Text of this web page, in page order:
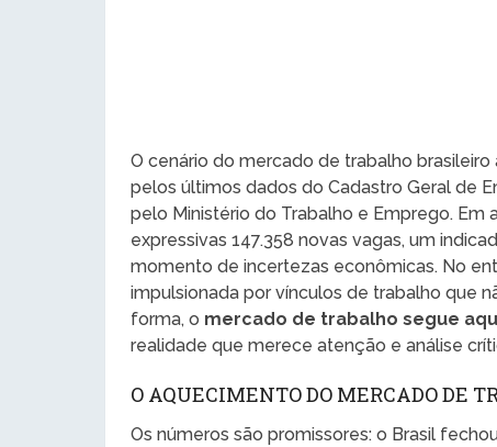
O cenário do mercado de trabalho
pelos últimos dados do Cadastro Geral de
pelo Ministério do Trabalho e Emprego.
expressivas 147.358 novas vagas, um
momento de incertezas econômicas. No
impulsionada por vínculos de trabalho que
forma, o mercado de trabalho segue
realidade que merece atenção e análise
O AQUECIMENTO DO MERCADO DE
Os números são promissores: o Brasil